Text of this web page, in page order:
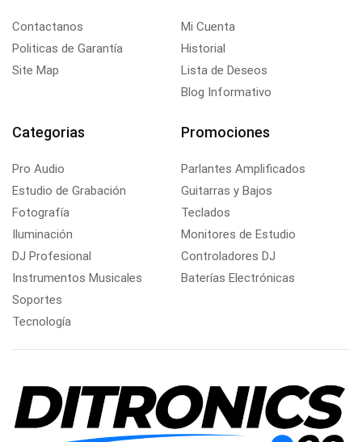
Contactanos
Politicas de Garantía
Site Map
Mi Cuenta
Historial
Lista de Deseos
Blog Informativo
Categorias
Pro Audio
Estudio de Grabación
Fotografía
Iluminación
DJ Profesional
Instrumentos Musicales
Soportes
Tecnología
Promociones
Parlantes Amplificados
Guitarras y Bajos
Teclados
Monitores de Estudio
Controladores DJ
Baterías Electrónicas